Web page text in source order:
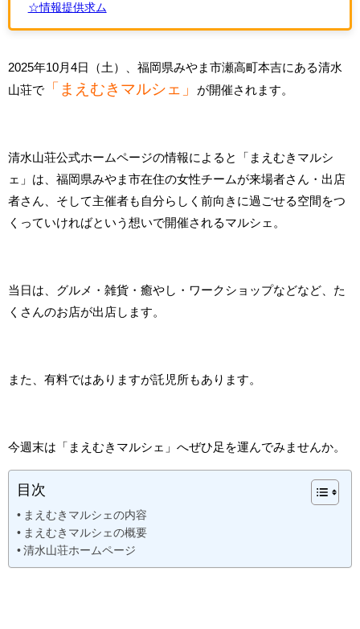
☆情報提供求ム
2025年10月4日（土）、福岡県みやま市瀬高町本吉にある清水
山荘で
「まえむきマルシェ」 が開催されます。
清水山荘公式ホームページの情報によると「まえむきマルシ
ェ」は、福岡県みやま市在住の女性チームが来場者さん・出店
者さん、そして主催者も自分らしく前向きに過ごせる空間をつ
くっていければという想いで開催されるマルシェ。
当日は、グルメ・雑貨・癒やし・ワークショップなどなど、た
くさんのお店が出店します。
また、有料ではありますが託児所もあります。
今週末は「まえむきマルシェ」へぜひ足を運んでみませんか。
目次
まえむきマルシェの内容
まえむきマルシェの概要
清水山荘ホームページ